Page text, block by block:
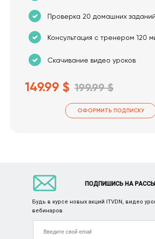
Проверка 20 домашних заданий
Консультация с тренером 120
Скачивание видео уроков
149.99 $ 199.99 $
ОФОРМИТЬ ПОДПИСКУ
ПОДПИШИСЬ НА
Будь в курсе новых акций ITVDN, видео
вебинаров